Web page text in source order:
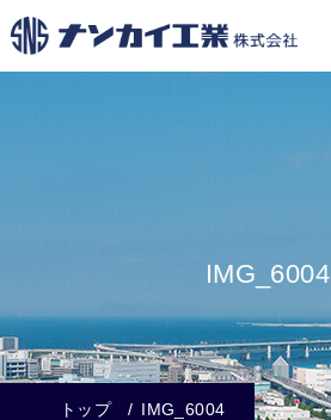
IMG_6004
トップ IMG_6004